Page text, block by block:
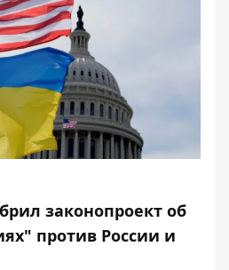
законопроект об
против России и